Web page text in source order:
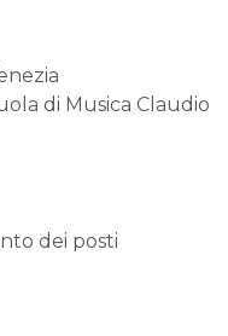
di Musica Claudio
dei posti